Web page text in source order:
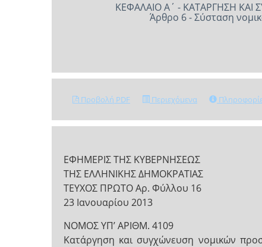
ΚΕΦΑΛΑΙΟ Α΄ - ΚΑΤΑΡΓΗΣΗ
Άρθρο 6 - Σύσταση
Προβολή PDF Περιεχόμενα
ΕΦΗΜΕΡΙΣ ΤΗΣ ΚΥΒΕΡΝΗΣΕΩΣ
ΤΗΣ ΕΛΛΗΝΙΚΗΣ ΔΗΜΟΚΡΑΤΙΑΣ
ΤΕΥΧΟΣ ΠΡΩΤΟ Αρ. Φύλλου 16
23 Ιανουαρίου 2013
ΝΟΜΟΣ ΥΠ’ ΑΡΙΘΜ. 4109
Κατάργηση και συγχώνευση νομικών